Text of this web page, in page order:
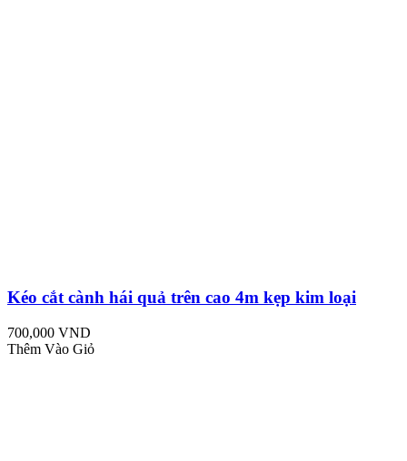
Kéo cắt cành hái quả trên cao 4m kẹp kim loại
700,000 VND
Thêm Vào Giỏ